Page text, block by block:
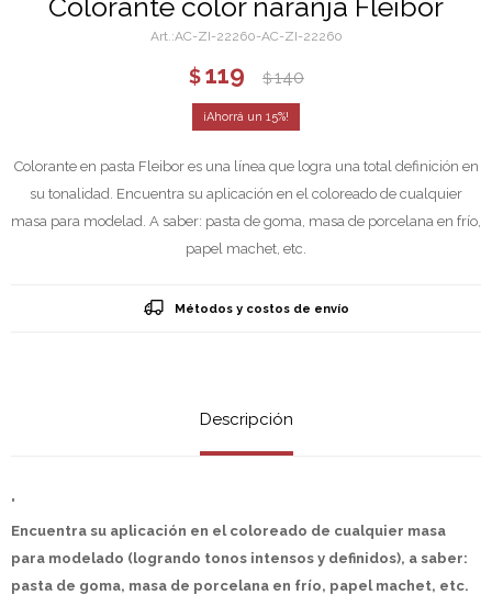
Colorante color naranja Fleibor
AC-ZI-22260-AC-ZI-22260
$ 119 $ 140
15
Colorante en pasta Fleibor es una línea que logra una total definición en
su tonalidad. Encuentra su aplicación en el coloreado de cualquier
masa para modelad. A saber: pasta de goma, masa de porcelana en frío,
papel machet, etc.
Métodos y costos de envío
Descripción
"
Encuentra su aplicación en el coloreado de cualquier masa
para modelado (logrando tonos intensos y definidos), a saber:
pasta de goma, masa de porcelana en frío, papel machet, etc.